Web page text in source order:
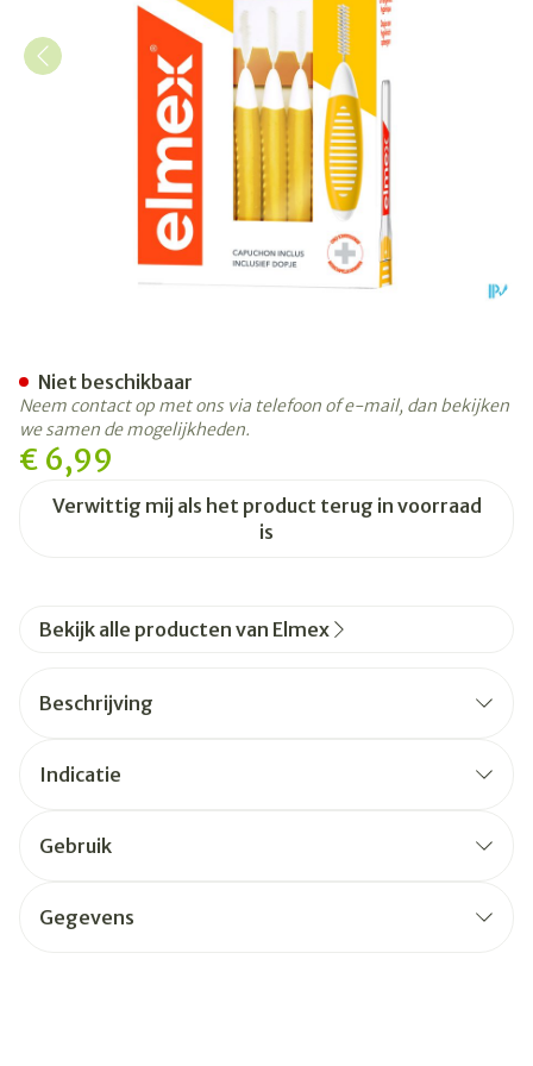
€ 6,99
Verwittig mij als het product terug in voorraad
is
Niet beschikbaar
Neem contact op met ons via telefoon of e-mail, dan bekijken
we samen de mogelijkheden.
Bekijk alle producten van Elmex
Beschrijving
Indicatie
Gebruik
Gegevens